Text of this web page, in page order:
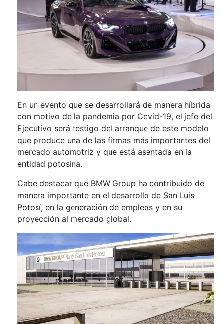
En un evento que se desarrollará de manera híbrida
con motivo de la pandemia por Covid-19, el jefe del
Ejecutivo será testigo del arranque de este modelo
que produce una de las firmas más importantes del
mercado automotriz y que está asentada en la
entidad potosina.
Cabe destacar que BMW Group ha contribuido de
manera importante en el desarrollo de San Luis
Potosí, en la generación de empleos y en su
proyección al mercado global.